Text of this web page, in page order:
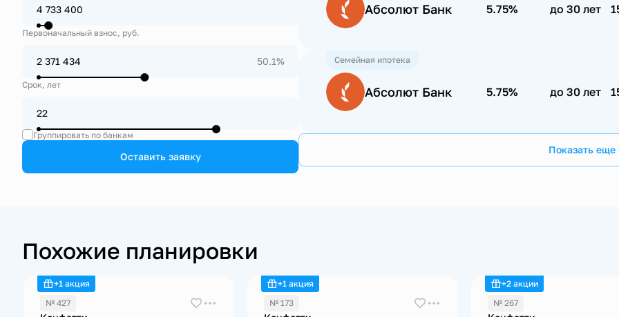
Первоначальный взнос, руб.
50.1%
Срок, лет
Группировать по банкам
Оставить заявку
Абсолют Банк 5.75% до 30 лет
Семейная ипотека
Абсолют Банк 5.75% до 30 лет
Показать еще
Похожие планировки
+1 акция
№ 427
+1 акция
№ 173
+2 акции
№ 267